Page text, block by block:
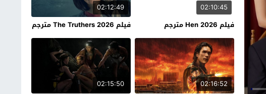
02:10:45
فيلم Hen 2026 مترجم
02:12:49
فيلم The Truthers 2026 مترجم
02:16:52
02:15:50